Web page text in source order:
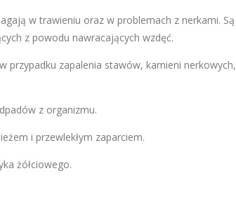
w trawieniu oraz w problemach z nerkami. Są
z powodu nawracających wzdęć.
przypadku zapalenia stawów, kamieni nerkowych,
z organizmu.
i przewlekłym zaparciem.
żółciowego.